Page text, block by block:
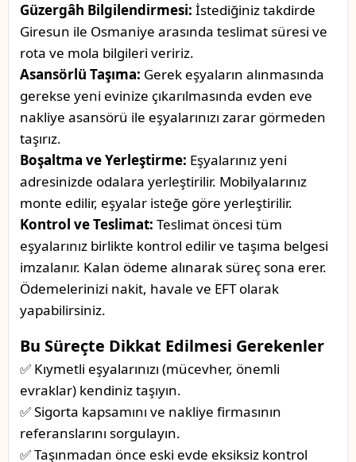
Güzergâh Bilgilendirmesi: İstediğiniz takdirde
Giresun ile Osmaniye arasında teslimat süresi ve
rota ve mola bilgileri veririz.
Asansörlü Taşıma: Gerek eşyaların alınmasında
gerekse yeni evinize çıkarılmasında evden eve
nakliye asansörü ile eşyalarınızı zarar görmeden
taşırız.
Boşaltma ve Yerleştirme: Eşyalarınız yeni
adresinizde odalara yerleştirilir. Mobilyalarınız
monte edilir, eşyalar isteğe göre yerleştirilir.
Kontrol ve Teslimat: Teslimat öncesi tüm
eşyalarınız birlikte kontrol edilir ve taşıma belgesi
imzalanır. Kalan ödeme alınarak süreç sona erer.
Ödemelerinizi nakit, havale ve EFT olarak
yapabilirsiniz.
Bu Süreçte Dikkat Edilmesi Gerekenler
✅ Kıymetli eşyalarınızı (mücevher, önemli
evraklar) kendiniz taşıyın.
✅ Sigorta kapsamını ve nakliye firmasının
referanslarını sorgulayın.
✅ Taşınmadan önce eski evde eksiksiz kontrol